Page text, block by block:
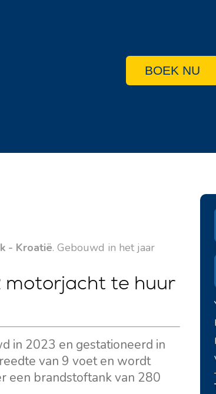
BOEK NU
- Kroatië. Gebouwd in het jaar
motorjacht te huur
in 2023 en gestationeerd in
van 9 voet en wordt
een brandstoftank van 280